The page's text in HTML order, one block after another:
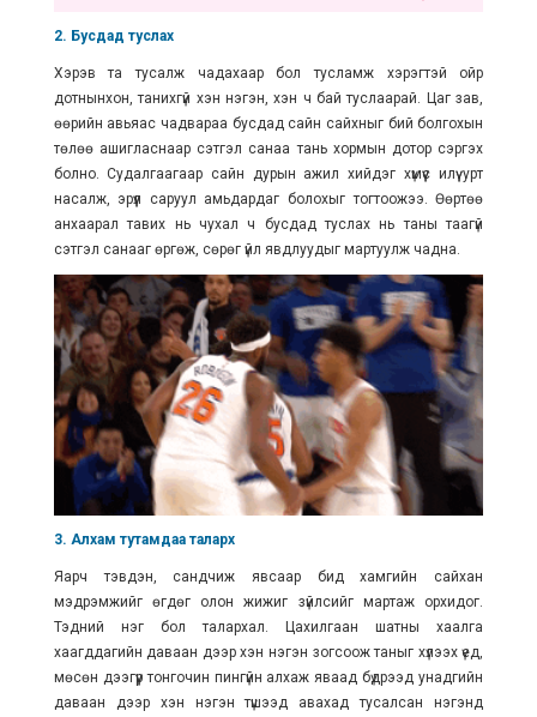
2. Бусдад туслах
Хэрэв та тусалж чадахаар бол тусламж хэрэгтэй ойр
дотнынхон, танихгүй хэн нэгэн, хэн ч бай туслаарай. Цаг зав,
өөрийн авьяас чадвараа бусдад сайн сайхныг бий болгохын
төлөө ашигласнаар сэтгэл санаа тань хормын дотор сэргэх
болно. Судалгаагаар сайн дурын ажил хийдэг хүмүүс илүү урт
насалж, эрүүл саруул амьдардаг болохыг тогтоожээ. Өөртөө
анхаарал тавих нь чухал ч бусдад туслах нь таны таагүй
сэтгэл санааг өргөж, сөрөг үйл явдлуудыг мартуулж чадна.
3. Алхам тутамдаа таларх
Яарч тэвдэн, сандчиж явсаар бид хамгийн сайхан
мэдрэмжийг өгдөг олон жижиг зүйлсийг мартаж орхидог.
Тэдний нэг бол талархал. Цахилгаан шатны хаалга
хаагддагийн даваан дээр хэн нэгэн зогсоож таныг хүлээх үед,
мөсөн дээгүүр тонгочин пингүйн алхаж яваад бүдрээд унадгийн
даваан дээр хэн нэгэн түшээд авахад тусалсан нэгэнд